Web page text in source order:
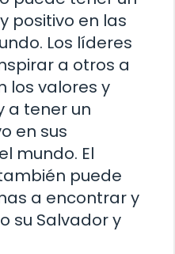
positivo en las
Los líderes
a otros a
los valores y
a tener un
en sus
mundo. El
puede
a encontrar y
su Salvador y